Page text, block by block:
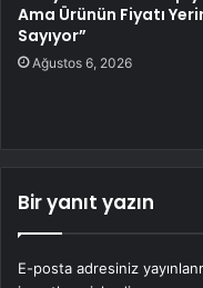
Ama Ürünün Fiyatı
Sayıyor”
Ağustos 6, 2026
Bir yanıt yazın
E-posta adresiniz